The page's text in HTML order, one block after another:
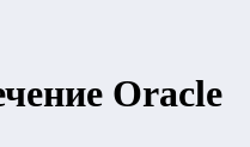
Oracle